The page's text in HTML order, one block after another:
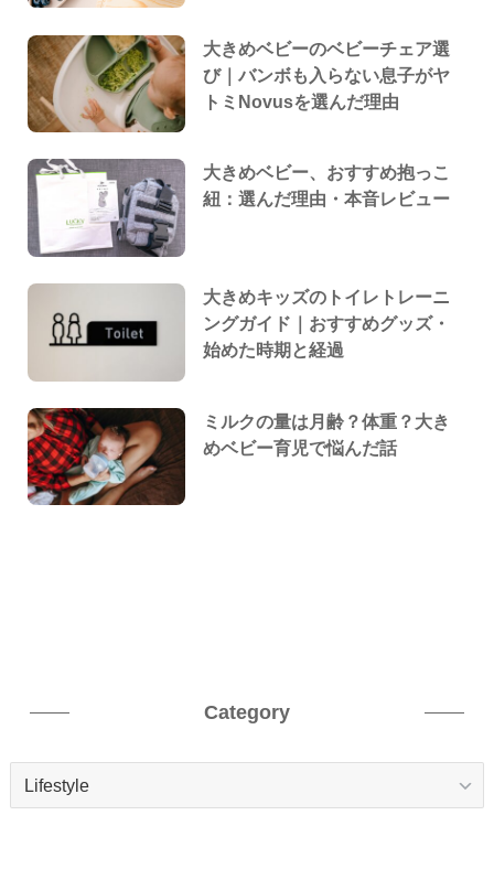
大きめベビーのベビーチェア選
び｜バンボも入らない息子がヤ
トミNovusを選んだ理由
大きめベビー、おすすめ抱っこ
紐：選んだ理由・本音レビュー
大きめキッズのトイレトレーニ
ングガイド｜おすすめグッズ・
始めた時期と経過
ミルクの量は月齢？体重？大き
めベビー育児で悩んだ話
Category
Category